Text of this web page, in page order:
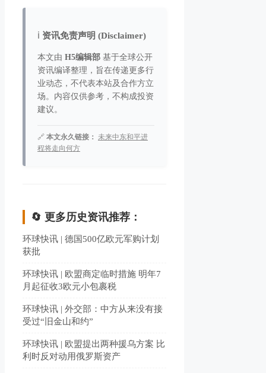
ℹ️ 资讯免责声明 (Disclaimer)
本文由 H5编辑部 基于全球公开
资讯编译整理，旨在传递更多行
业动态，不代表本站及合作方立
场。内容仅供参考，不构成投资
建议。
🔗 本文永久链接： 未来中东和平进
程将走向何方
🔄 更多历史资讯推荐：
环球快讯 | 德国500亿欧元军购计划
获批
环球快讯 | 欧盟商定临时措施 明年7
月起征收3欧元小包裹税
环球快讯 | 外交部：中方从来没有接
受过“旧金山和约”
环球快讯 | 欧盟提出两种援乌方案 比
利时反对动用俄罗斯资产